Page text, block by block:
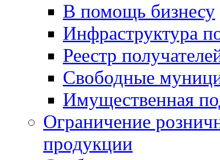
В помощь бизнесу
Инфраструктура
Реестр
Свободные
Имущественная
Ограничение
продукции